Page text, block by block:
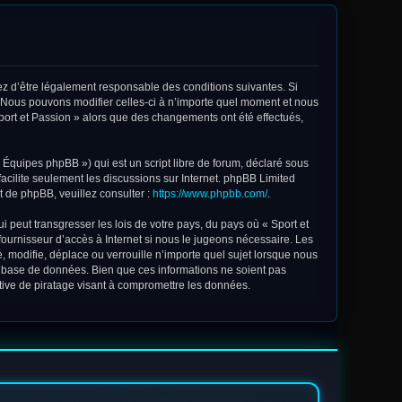
d’être légalement responsable des conditions suivantes. Si
pouvons modifier celles-ci à n’importe quel moment et nous
et Passion » alors que des changements ont été effectués,
phpBB ») qui est un script libre de forum, déclaré sous
seulement les discussions sur Internet. phpBB Limited
de phpBB, veuillez consulter : https://www.phpbb.com/.
transgresser les lois de votre pays, du pays où « Sport et
d’accès à Internet si nous le jugeons nécessaire. Les
déplace ou verrouille n’importe quel sujet lorsque nous
de données. Bien que ces informations ne soient pas
de piratage visant à compromettre les données.